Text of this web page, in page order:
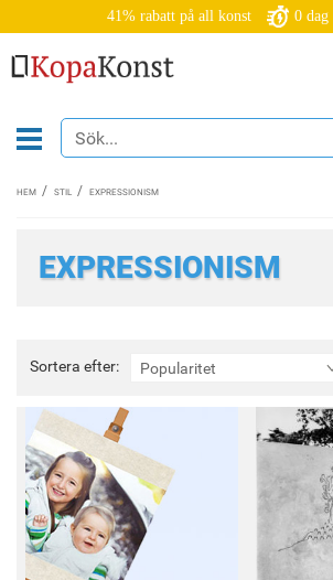
41% rabatt på all konst 0 dag
HEM STIL EXPRESSIONISM
EXPRESSIONISM
Sortera efter: Popularitet
Sortera
efter: